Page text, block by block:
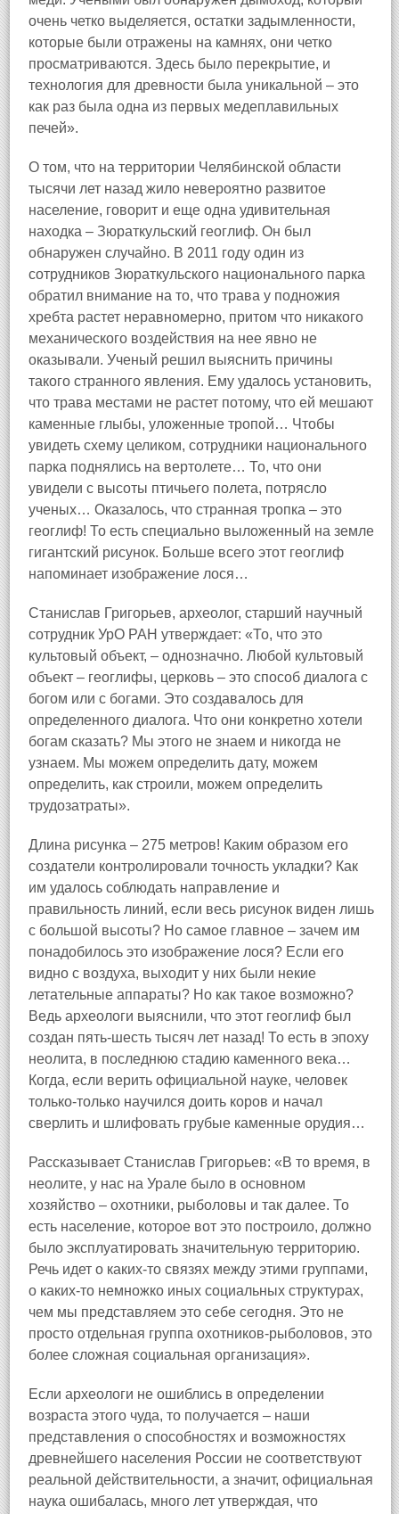
очень четко выделяется, остатки задымленности,
которые были отражены на камнях, они четко
просматриваются. Здесь было перекрытие, и
технология для древности была уникальной – это
как раз была одна из первых медеплавильных
печей».
О том, что на территории Челябинской области
тысячи лет назад жило невероятно развитое
население, говорит и еще одна удивительная
находка – Зюраткульский геоглиф. Он был
обнаружен случайно. В 2011 году один из
сотрудников Зюраткульского национального парка
обратил внимание на то, что трава у подножия
хребта растет неравномерно, притом что никакого
механического воздействия на нее явно не
оказывали. Ученый решил выяснить причины
такого странного явления. Ему удалось установить,
что трава местами не растет потому, что ей мешают
каменные глыбы, уложенные тропой… Чтобы
увидеть схему целиком, сотрудники национального
парка поднялись на вертолете… То, что они
увидели с высоты птичьего полета, потрясло
ученых… Оказалось, что странная тропка – это
геоглиф! То есть специально выложенный на земле
гигантский рисунок. Больше всего этот геоглиф
напоминает изображение лося…
Станислав Григорьев, археолог, старший научный
сотрудник УрО РАН утверждает: «То, что это
культовый объект, – однозначно. Любой культовый
объект – геоглифы, церковь – это способ диалога с
богом или с богами. Это создавалось для
определенного диалога. Что они конкретно хотели
богам сказать? Мы этого не знаем и никогда не
узнаем. Мы можем определить дату, можем
определить, как строили, можем определить
трудозатраты».
Длина рисунка – 275 метров! Каким образом его
создатели контролировали точность укладки? Как
им удалось соблюдать направление и
правильность линий, если весь рисунок виден лишь
с большой высоты? Но самое главное – зачем им
понадобилось это изображение лося? Если его
видно с воздуха, выходит у них были некие
летательные аппараты? Но как такое возможно?
Ведь археологи выяснили, что этот геоглиф был
создан пять-шесть тысяч лет назад! То есть в эпоху
неолита, в последнюю стадию каменного века…
Когда, если верить официальной науке, человек
только-только научился доить коров и начал
сверлить и шлифовать грубые каменные орудия…
Рассказывает Станислав Григорьев: «В то время, в
неолите, у нас на Урале было в основном
хозяйство – охотники, рыболовы и так далее. То
есть население, которое вот это построило, должно
было эксплуатировать значительную территорию.
Речь идет о каких-то связях между этими группами,
о каких-то немножко иных социальных структурах,
чем мы представляем это себе сегодня. Это не
просто отдельная группа охотников‑рыболовов, это
более сложная социальная организация».
Если археологи не ошиблись в определении
возраста этого чуда, то получается – наши
представления о способностях и возможностях
древнейшего населения России не соответствуют
реальной действительности, а значит, официальная
наука ошибалась, много лет утверждая, что